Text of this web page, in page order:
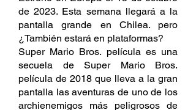
de 2023. Esta semana llegará a la
pantalla grande en Chilea. pero
¿También estará en plataformas?
Super Mario Bros. película es una
secuela de Super Mario Bros.
película de 2018 que lleva a la gran
pantalla las aventuras de uno de los
archienemigos más peligrosos de